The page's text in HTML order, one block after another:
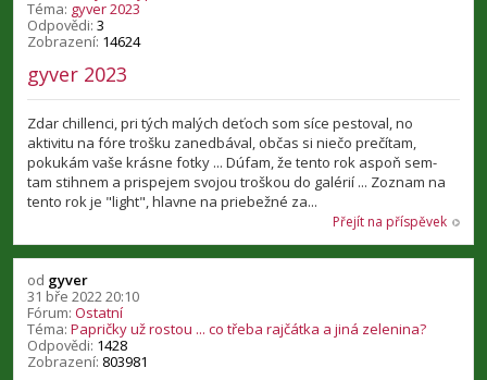
Téma: gyver 2023
Odpovědi: 3
Zobrazení: 14624
gyver 2023
Zdar chillenci, pri tých malých deťoch som síce pestoval, no
aktivitu na fóre trošku zanedbával, občas si niečo prečítam,
pokukám vaše krásne fotky ... Dúfam, že tento rok aspoň sem-
tam stihnem a prispejem svojou troškou do galérií ... Zoznam na
tento rok je "light", hlavne na priebežné za...
Přejít na příspěvek
od gyver
31 bře 2022 20:10
Fórum: Ostatní
Téma: Papričky už rostou ... co třeba rajčátka a jiná zelenina?
Odpovědi: 1428
Zobrazení: 803981